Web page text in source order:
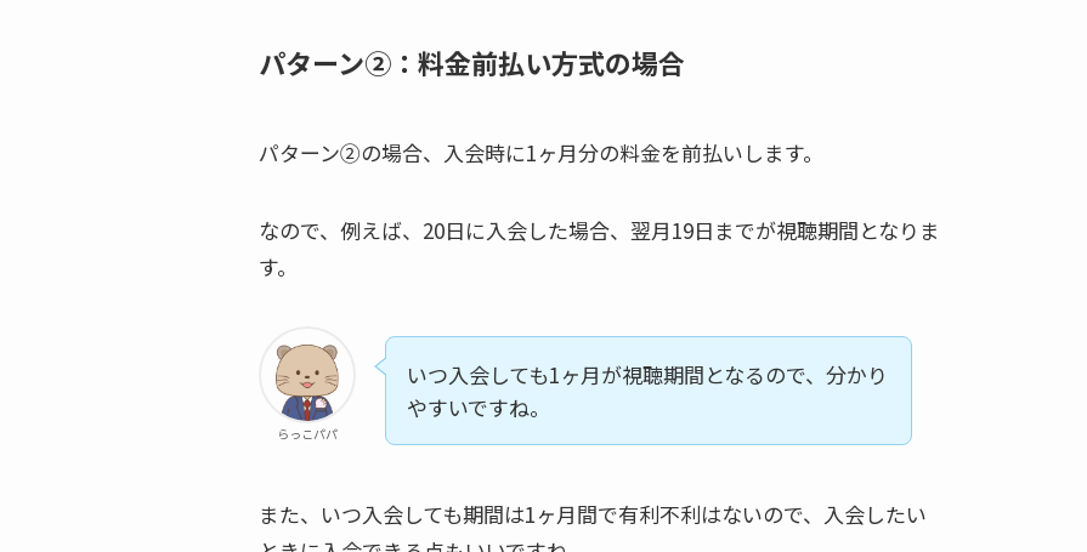
パターン②：料金前払い方式の場合
パターン②の場合、入会時に1ヶ月分の料金を前払いします。
なので、例えば、20日に入会した場合、翌月19日までが視聴期間となりま
す。
らっこパパ
いつ入会しても1ヶ月が視聴期間となるので、分かり
やすいですね。
また、いつ入会しても期間は1ヶ月間で有利不利はないので、入会したい